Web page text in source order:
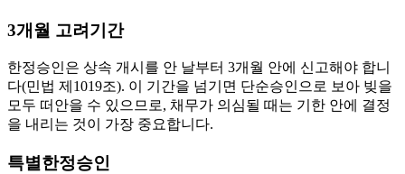
3개월 고려기간
한정승인은 상속 개시를 안 날부터 3개월 안에 신고해야 합니
다(민법 제1019조). 이 기간을 넘기면 단순승인으로 보아 빚을
모두 떠안을 수 있으므로, 채무가 의심될 때는 기한 안에 결정
을 내리는 것이 가장 중요합니다.
특별한정승인